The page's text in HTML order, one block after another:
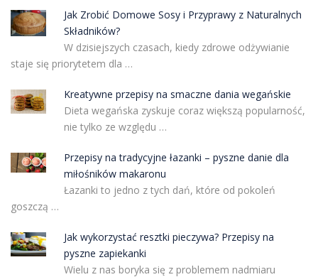
Jak Zrobić Domowe Sosy i Przyprawy z Naturalnych
Składników?
W dzisiejszych czasach, kiedy zdrowe odżywianie
staje się priorytetem dla …
Kreatywne przepisy na smaczne dania wegańskie
Dieta wegańska zyskuje coraz większą popularność,
nie tylko ze względu …
Przepisy na tradycyjne łazanki – pyszne danie dla
miłośników makaronu
Łazanki to jedno z tych dań, które od pokoleń
goszczą …
Jak wykorzystać resztki pieczywa? Przepisy na
pyszne zapiekanki
Wielu z nas boryka się z problemem nadmiaru